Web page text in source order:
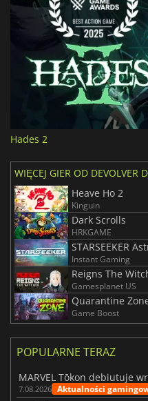
Hades 2
WIĘCEJ GIER OD DEVOLVER
Heave Ho 2
Kinguin
Dark Scrolls
HRKGAME
STARSEEKER
Instant Gaming
Reigns The
Gamesplanet US
Quarantine
Game Boost
POPULARNE TERAZ
7.08.2026 Aktualności